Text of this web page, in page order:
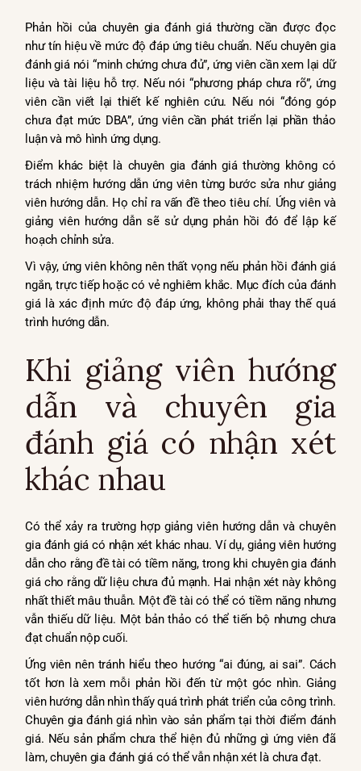
Phản hồi của chuyên gia đánh giá thường cần được đọc
như tín hiệu về mức độ đáp ứng tiêu chuẩn. Nếu chuyên gia
đánh giá nói “minh chứng chưa đủ”, ứng viên cần xem lại dữ
liệu và tài liệu hỗ trợ. Nếu nói “phương pháp chưa rõ”, ứng
viên cần viết lại thiết kế nghiên cứu. Nếu nói “đóng góp
chưa đạt mức DBA”, ứng viên cần phát triển lại phần thảo
luận và mô hình ứng dụng.
Điểm khác biệt là chuyên gia đánh giá thường không có
trách nhiệm hướng dẫn ứng viên từng bước sửa như giảng
viên hướng dẫn. Họ chỉ ra vấn đề theo tiêu chí. Ứng viên và
giảng viên hướng dẫn sẽ sử dụng phản hồi đó để lập kế
hoạch chỉnh sửa.
Vì vậy, ứng viên không nên thất vọng nếu phản hồi đánh giá
ngắn, trực tiếp hoặc có vẻ nghiêm khắc. Mục đích của đánh
giá là xác định mức độ đáp ứng, không phải thay thế quá
trình hướng dẫn.
Khi giảng viên hướng
dẫn và chuyên gia
đánh giá có nhận xét
khác nhau
Có thể xảy ra trường hợp giảng viên hướng dẫn và chuyên
gia đánh giá có nhận xét khác nhau. Ví dụ, giảng viên hướng
dẫn cho rằng đề tài có tiềm năng, trong khi chuyên gia đánh
giá cho rằng dữ liệu chưa đủ mạnh. Hai nhận xét này không
nhất thiết mâu thuẫn. Một đề tài có thể có tiềm năng nhưng
vẫn thiếu dữ liệu. Một bản thảo có thể tiến bộ nhưng chưa
đạt chuẩn nộp cuối.
Ứng viên nên tránh hiểu theo hướng “ai đúng, ai sai”. Cách
tốt hơn là xem mỗi phản hồi đến từ một góc nhìn. Giảng
viên hướng dẫn nhìn thấy quá trình phát triển của công trình.
Chuyên gia đánh giá nhìn vào sản phẩm tại thời điểm đánh
giá. Nếu sản phẩm chưa thể hiện đủ những gì ứng viên đã
làm, chuyên gia đánh giá có thể vẫn nhận xét là chưa đạt.